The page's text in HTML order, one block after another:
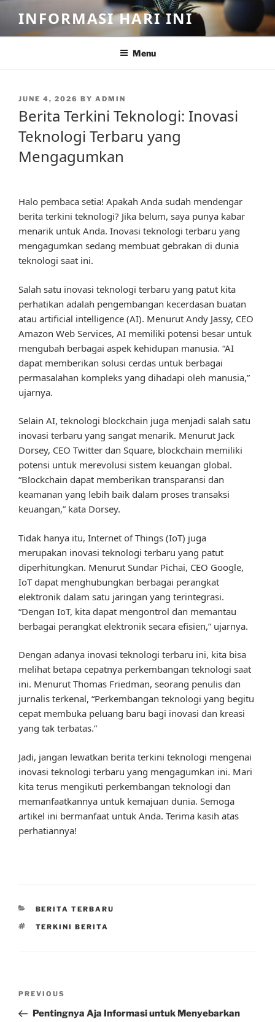
content
INFORMASI HARI INI
Menu
POSTED
JUNE 4, 2026 BY ADMIN
Berita Terkini Teknologi: Inovasi
Teknologi Terbaru yang
Mengagumkan
Halo pembaca setia! Apakah Anda sudah mendengar
berita terkini teknologi? Jika belum, saya punya kabar
menarik untuk Anda. Inovasi teknologi terbaru yang
mengagumkan sedang membuat gebrakan di dunia
teknologi saat ini.
Salah satu inovasi teknologi terbaru yang patut kita
perhatikan adalah pengembangan kecerdasan buatan
atau artificial intelligence (AI). Menurut Andy Jassy, CEO
Amazon Web Services, AI memiliki potensi besar untuk
mengubah berbagai aspek kehidupan manusia. “AI
dapat memberikan solusi cerdas untuk berbagai
permasalahan kompleks yang dihadapi oleh manusia,”
ujarnya.
Selain AI, teknologi blockchain juga menjadi salah satu
inovasi terbaru yang sangat menarik. Menurut Jack
Dorsey, CEO Twitter dan Square, blockchain memiliki
potensi untuk merevolusi sistem keuangan global.
“Blockchain dapat memberikan transparansi dan
keamanan yang lebih baik dalam proses transaksi
keuangan,” kata Dorsey.
Tidak hanya itu, Internet of Things (IoT) juga
merupakan inovasi teknologi terbaru yang patut
diperhitungkan. Menurut Sundar Pichai, CEO Google,
IoT dapat menghubungkan berbagai perangkat
elektronik dalam satu jaringan yang terintegrasi.
“Dengan IoT, kita dapat mengontrol dan memantau
berbagai perangkat elektronik secara efisien,” ujarnya.
Dengan adanya inovasi teknologi terbaru ini, kita bisa
melihat betapa cepatnya perkembangan teknologi saat
ini. Menurut Thomas Friedman, seorang penulis dan
jurnalis terkenal, “Perkembangan teknologi yang begitu
cepat membuka peluang baru bagi inovasi dan kreasi
yang tak terbatas.”
Jadi, jangan lewatkan berita terkini teknologi mengenai
inovasi teknologi terbaru yang mengagumkan ini. Mari
kita terus mengikuti perkembangan teknologi dan
memanfaatkannya untuk kemajuan dunia. Semoga
artikel ini bermanfaat untuk Anda. Terima kasih atas
perhatiannya!
CATEGORIES
BERITA TERBARU
TAGS
TERKINI BERITA
Previous
Post
PREVIOUS
Pentingnya Aja Informasi untuk Menyebarkan